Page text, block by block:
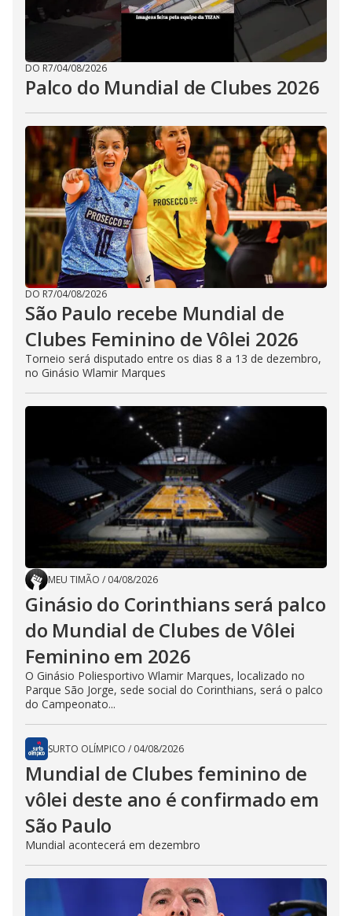
DO R7/04/08/2026
Palco do Mundial de Clubes 2026
DO R7/04/08/2026
São Paulo recebe Mundial de
Clubes Feminino de Vôlei 2026
Torneio será disputado entre os dias 8 a 13 de dezembro,
no Ginásio Wlamir Marques
MEU TIMÃO / 04/08/2026
Ginásio do Corinthians será palco
do Mundial de Clubes de Vôlei
Feminino em 2026
O Ginásio Poliesportivo Wlamir Marques, localizado no
Parque São Jorge, sede social do Corinthians, será o palco
do Campeonato...
SURTO OLÍMPICO / 04/08/2026
Mundial de Clubes feminino de
vôlei deste ano é confirmado em
São Paulo
Mundial acontecerá em dezembro